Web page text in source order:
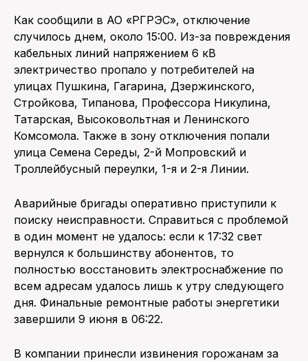
Как сообщили в АО «РГРЭС», отключение
случилось днем, около 15:00. Из-за повреждения
кабельных линий напряжением 6 кВ
электричество пропало у потребителей на
улицах Пушкина, Гагарина, Дзержинского,
Стройкова, Типанова, Профессора Никулина,
Татарская, Высоковольтная и Ленинского
Комсомола. Также в зону отключения попали
улица Семена Середы, 2-й Мопровский и
Троллейбусный переулки, 1-я и 2-я Линии.
Аварийные бригады оперативно приступили к
поиску неисправности. Справиться с проблемой
в один момент не удалось: если к 17:32 свет
вернулся к большинству абонентов, то
полностью восстановить электроснабжение по
всем адресам удалось лишь к утру следующего
дня. Финальные ремонтные работы энергетики
завершили 9 июня в 06:22.
В компании принесли извинения горожанам за